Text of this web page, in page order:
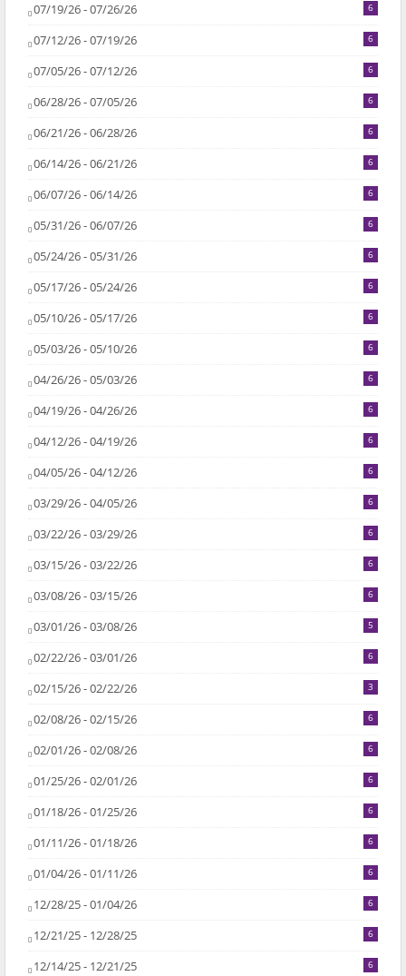
07/19/26 - 07/26/26 6
07/12/26 - 07/19/26 6
07/05/26 - 07/12/26 6
06/28/26 - 07/05/26 6
06/21/26 - 06/28/26 6
06/14/26 - 06/21/26 6
06/07/26 - 06/14/26 6
05/31/26 - 06/07/26 6
05/24/26 - 05/31/26 6
05/17/26 - 05/24/26 6
05/10/26 - 05/17/26 6
05/03/26 - 05/10/26 6
04/26/26 - 05/03/26 6
04/19/26 - 04/26/26 6
04/12/26 - 04/19/26 6
04/05/26 - 04/12/26 6
03/29/26 - 04/05/26 6
03/22/26 - 03/29/26 6
03/15/26 - 03/22/26 6
03/08/26 - 03/15/26 6
03/01/26 - 03/08/26 5
02/22/26 - 03/01/26 6
02/15/26 - 02/22/26 3
02/08/26 - 02/15/26 6
02/01/26 - 02/08/26 6
01/25/26 - 02/01/26 6
01/18/26 - 01/25/26 6
01/11/26 - 01/18/26 6
01/04/26 - 01/11/26 6
12/28/25 - 01/04/26 6
12/21/25 - 12/28/25 6
12/14/25 - 12/21/25 6